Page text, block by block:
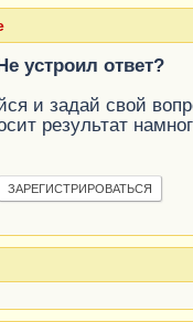
.
. ТипУпаковки
,
устроил ответ?
и задай свой
результат
ЗАРЕГИСТРИРОВАТЬСЯ